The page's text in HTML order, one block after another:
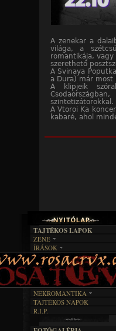
A zenekar a
világa, a
romantikája, vagy
szerethető
A Svinaya
a Dura) már
A klipjeik
szintetizátorokkal.
A Vtoroi Ka
kabaré, ahol
TAJTÉKOS LAPOK
ZENE
EGYÜTTESEK
INTERJÚK
FORDÍTÁSOK
DALSZÖVEGEK
ÍRÁSOK
IRODALOM
FILM
MŰVÉSZET
ÍRÁSTÖRTÉNET
BOSZORKÁNYKONYHA
FEKETE HUMOR
KÉPES
SZÖVEGES
RENDEZVÉNYEK
NEKROMANTIKA
AKTUÁLIS
A MÚLT
TAJTÉKOS NAPOK
R.I.P.